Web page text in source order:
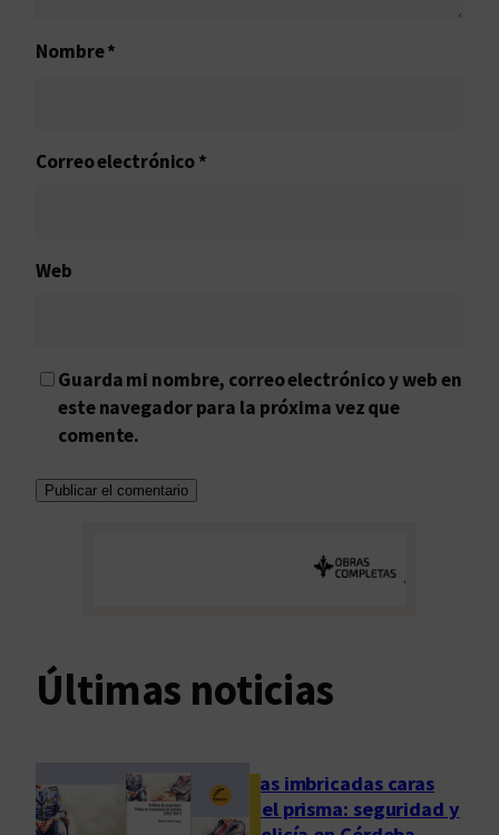
Nombre*
Correo electrónico*
Web
Guarda mi nombre, correo electrónico y web en
este navegador para la próxima vez que
comente.
Últimas noticias
Las imbricadas caras
del prisma: seguridad y